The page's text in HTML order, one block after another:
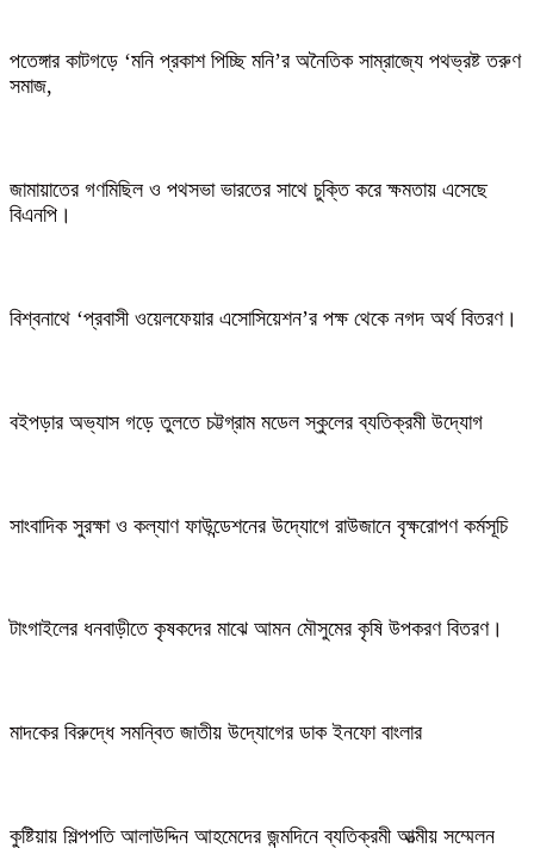
পতেঙ্গার কাটগড়ে ‘মনি প্রকাশ পিচ্ছি মনি’র অনৈতিক সাম্রাজ্যে পথভ্রষ্ট তরুণ
সমাজ,
জামায়াতের গণমিছিল ও পথসভা ভারতের সাথে চুক্তি করে ক্ষমতায় এসেছে
বিএনপি।
বিশ্বনাথে ‘প্রবাসী ওয়েলফেয়ার এসোসিয়েশন’র পক্ষ থেকে নগদ অর্থ বিতরণ।
বইপড়ার অভ্যাস গড়ে তুলতে চট্টগ্রাম মডেল স্কুলের ব্যতিক্রমী উদ্যোগ
সাংবাদিক সুরক্ষা ও কল্যাণ ফাউন্ডেশনের উদ্যোগে রাউজানে বৃক্ষরোপণ কর্মসূচি
টাংগাইলের ধনবাড়ীতে কৃষকদের মাঝে আমন মৌসুমের কৃষি উপকরণ বিতরণ।
মাদকের বিরুদ্ধে সমন্বিত জাতীয় উদ্যোগের ডাক ইনফো বাংলার
কুষ্টিয়ায় শিল্পপতি আলাউদ্দিন আহমেদের জন্মদিনে ব্যতিক্রমী আত্মীয় সম্মেলন